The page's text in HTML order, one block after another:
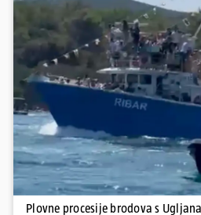
Posebno atraktivan prizor bio je, kako
sudionici popeli na vrhove brodova i
Na nekim su brodovima bili svirači,
živosti prizora. Riječ je o višestoljetnoj tradiciji, koja se neprekidno
održava od 1514. godine. U sklopu
tradicionalna Kukljiška fešta, koja će
satima s tradicionalnim dalmatinskim
Pokretanje
Plovne procesije brodova s Ugljana